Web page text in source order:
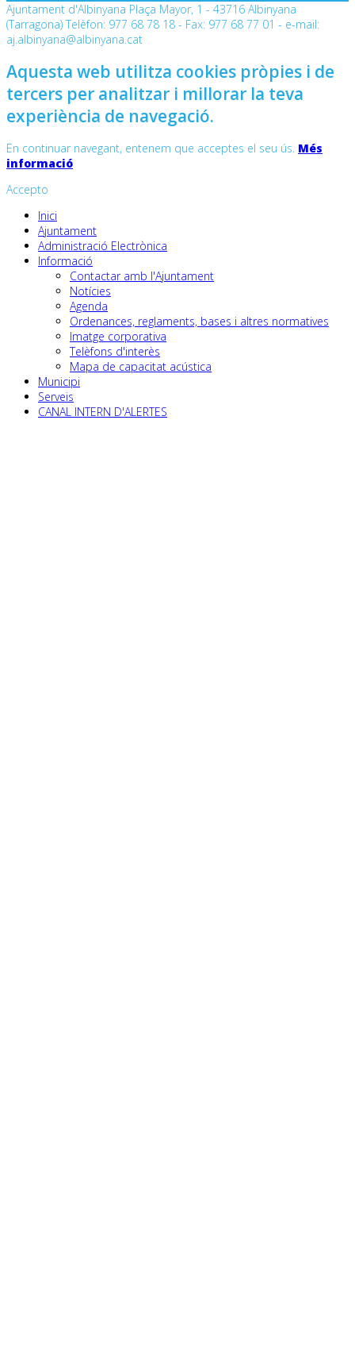
Ajuntament d'Albinyana Plaça Mayor, 1 - 43716 Albinyana
(Tarragona) Telèfon: 977 68 78 18 - Fax: 977 68 77 01 - e-mail:
aj.albinyana@albinyana.cat
Aquesta web utilitza cookies pròpies i de
tercers per analitzar i millorar la teva
experiència de navegació.
En continuar navegant, entenem que acceptes el seu ús. Més
informació
Accepto
Inici
Ajuntament
Administració Electrònica
Informació
Contactar amb l'Ajuntament
Notícies
Agenda
Ordenances, reglaments, bases i altres normatives
Imatge corporativa
Telèfons d'interès
Mapa de capacitat acústica
Municipi
Serveis
CANAL INTERN D'ALERTES